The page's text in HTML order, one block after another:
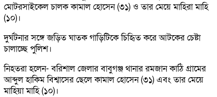
মোটরসাইকেল চালক কামাল হোসেন (৩১) ও তার মেয়ে মাহিরা মাহি
(১০)।
দুর্ঘটনার সঙ্গে জড়িত ঘাতক গাড়িটিকে চিহৃিত করে আটকের চেষ্টা
চালাচ্ছে পুলিশ।
নিহতরা হলেন- বরিশাল জেলার বাবুগঞ্জ থানার রমজান কাঠি গ্রামের
আব্দুল হাকিম বিশ্বাসের ছেলে কামাল হোসেন (৩১) এবং তার মেয়ে
মাহিয়া মাহি (১০)।